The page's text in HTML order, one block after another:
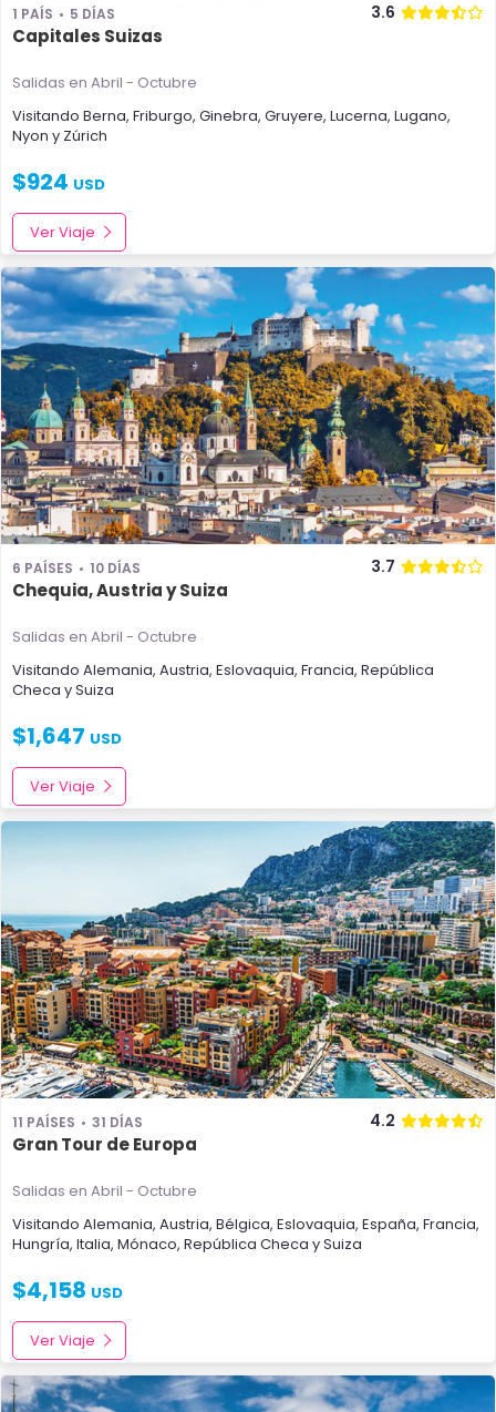
1 PAÍS 5 DÍAS 3.6
Capitales Suizas
Salidas en Abril - Octubre
Visitando Berna, Friburgo, Ginebra, Gruyere, Lucerna, Lugano,
Nyon y Zúrich
$924 USD
Ver Viaje
6 PAÍSES 10 DÍAS 3.7
Chequia, Austria y Suiza
Salidas en Abril - Octubre
Visitando Alemania, Austria, Eslovaquia, Francia, República
Checa ySuiza
$1,647 USD
Ver Viaje
11 PAÍSES 31 DÍAS 4.2
Gran Tour de Europa
Salidas en Abril - Octubre
Visitando Alemania, Austria, Bélgica, Eslovaquia, España, Francia,
Hungría, Italia, Mónaco, República Checa ySuiza
$4,158 USD
Ver Viaje